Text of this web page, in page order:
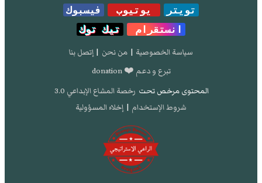
تويتر يوتيوب
فيسبوك
انستقرام
تيك توك
سياسة الخصوصية | من نحن | إتصل بنا
تبرع و دعم ❤️ donation
المحتوى مرخص تحت رخصة المشاع الإبداعي 3.0
شروط الإستخدام | إخلاء المسؤولية